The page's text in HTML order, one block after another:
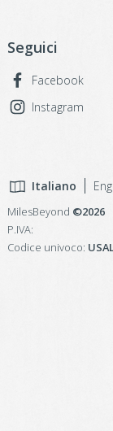
Seguici
Facebook
Instagram
Italiano
MilesBeyond ©2026
P.IVA:
Codice univoco: